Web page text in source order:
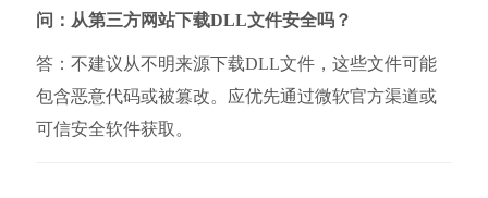
问：从第三方网站下载DLL文件安全吗？
答：不建议从不明来源下载DLL文件，这些文件可能
包含恶意代码或被篡改。应优先通过微软官方渠道或
可信安全软件获取。